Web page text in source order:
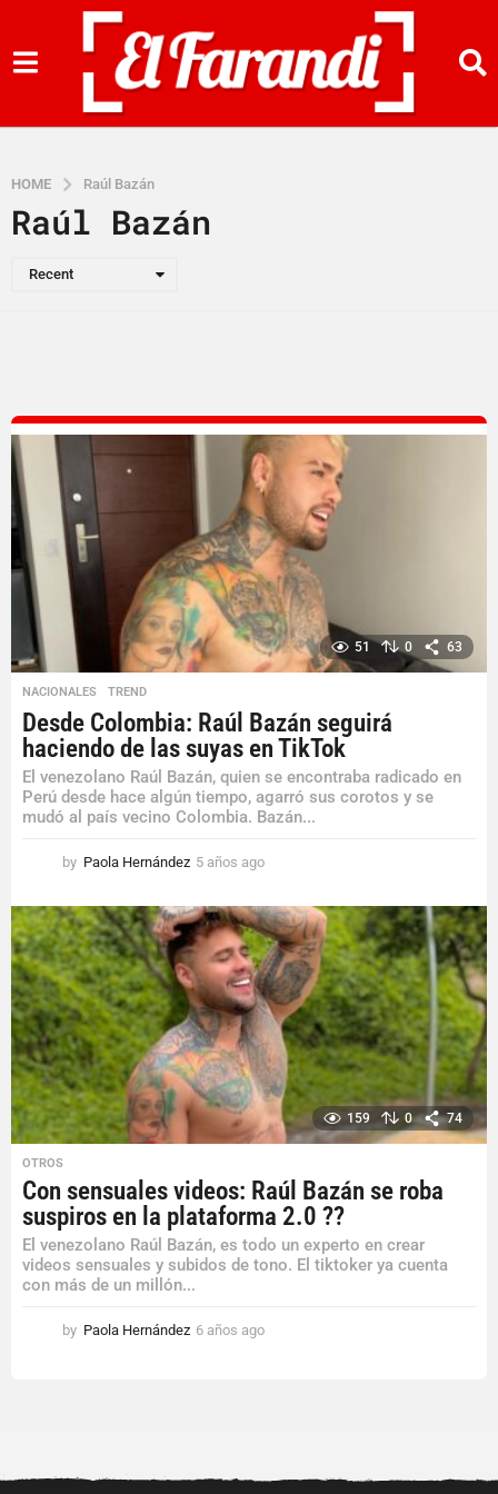
HOME Raúl Bazán
Raúl Bazán
Recent
51 0 63
NACIONALES ,TREND
Desde Colombia: Raúl Bazán seguirá
haciendo de las suyas en TikTok
El venezolano Raúl Bazán, quien se encontraba radicado en
Perú desde hace algún tiempo, agarró sus corotos y se
mudó al país vecino Colombia. Bazán...
by Paola Hernández 5 años ago
ñ
o
s
a
g
o
159 0 74
OTROS
Con sensuales videos: Raúl Bazán se roba
suspiros en la plataforma 2.0 ??
El venezolano Raúl Bazán, es todo un experto en crear
videos sensuales y subidos de tono. El tiktoker ya cuenta
con más de un millón...
by Paola Hernández 6 años ago
o